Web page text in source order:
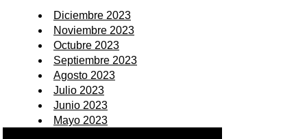
Diciembre 2023
Noviembre 2023
Octubre 2023
Septiembre 2023
Agosto 2023
Julio 2023
Junio 2023
Mayo 2023